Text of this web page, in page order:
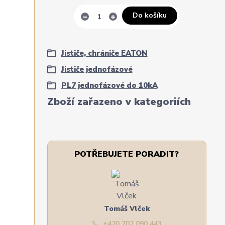
Zboží zařazeno v kategoriích
Jističe, chrániče EATON
Jističe jednofázové
PL7 jednofázové do 10kA
Do košíku
POTŘEBUJETE PORADIT?
Tomáš Vlček